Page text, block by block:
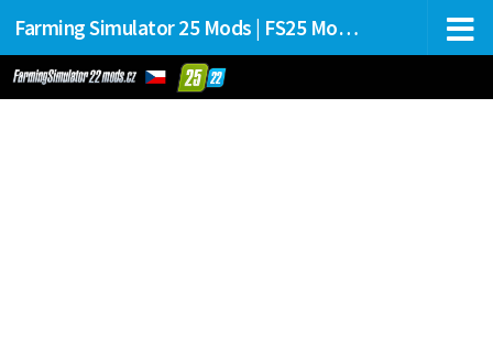
Farming Simulator 25 Mods | FS25 Mods Stahování